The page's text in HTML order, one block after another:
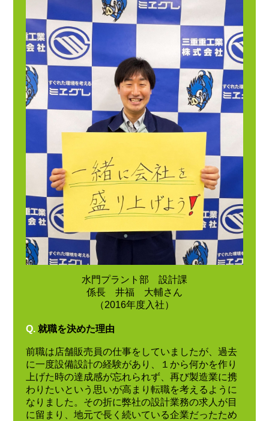
水門プラント部 設計課
係長 井福 大輔さん
（2016年度入社）
Q. 就職を決めた理由
前職は店舗販売員の仕事をしていましたが、過去
に一度設備設計の経験があり、１から何かを作り
上げた時の達成感が忘れられず、再び製造業に携
わりたいという思いが高まり転職を考えるように
なりました。その折に弊社の設計業務の求人が目
に留まり、地元で長く続いている企業だったため